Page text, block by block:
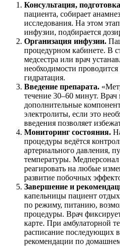
Консультация,
пациента, собирает
исследования. На этом
инфузии, подбирается
Организация инфузии.
процедурном кабинете. В
медсестра или врач
необходимости проводится
гидратация.
Введение препарата.
течение 30–60 минут.
дополнительные
электролиты, если это
введения позволяет
Мониторинг состояния.
процедуры ведётся
артериального давления,
температуры.
реагировать на любые
развитие побочных
Завершение и
капельницы пациент
по режиму, питанию,
процедуры. Врач
карте. При амбулаторной
расписание последующих
рекомендации по